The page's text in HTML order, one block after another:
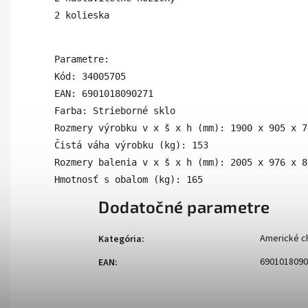
2 kolieska
Parametre:
Kód: 34005705
EAN: 6901018090271
Farba: Strieborné sklo
Rozmery výrobku v x š x h (mm): 1900 x 905 x
Čistá váha výrobku (kg): 153
Rozmery balenia v x š x h (mm): 2005 x 976 x
Hmotnosť s obalom (kg): 165
Dodatočné parametre
Kategória:
Americké
EAN: